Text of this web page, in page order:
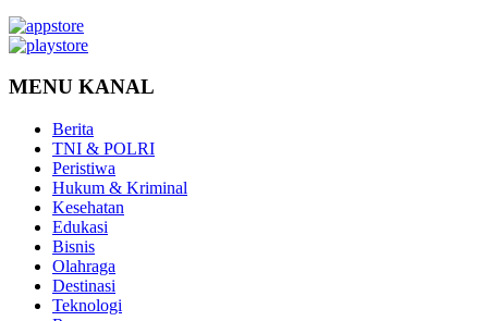
MENU KANAL
Berita
TNI & POLRI
Peristiwa
Hukum & Kriminal
Kesehatan
Edukasi
Bisnis
Olahraga
Destinasi
Teknologi